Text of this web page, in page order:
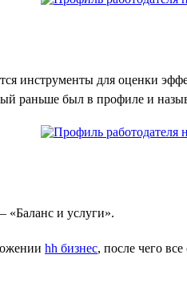
инструменты для оценки
раньше был в профиле и
«Баланс и услуги».
hh бизнес, после чего